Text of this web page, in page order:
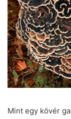
Mint egy kövér